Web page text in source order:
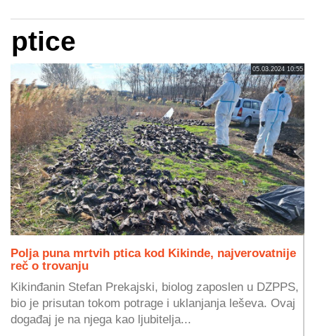
ptice
05.03.2024 10:55
Polja puna mrtvih ptica kod Kikinde, najverovatnije
reč o trovanju
Kikinđanin Stefan Prekajski, biolog zaposlen u DZPPS,
bio je prisutan tokom potrage i uklanjanja leševa. Ovaj
događaj je na njega kao ljubitelja...